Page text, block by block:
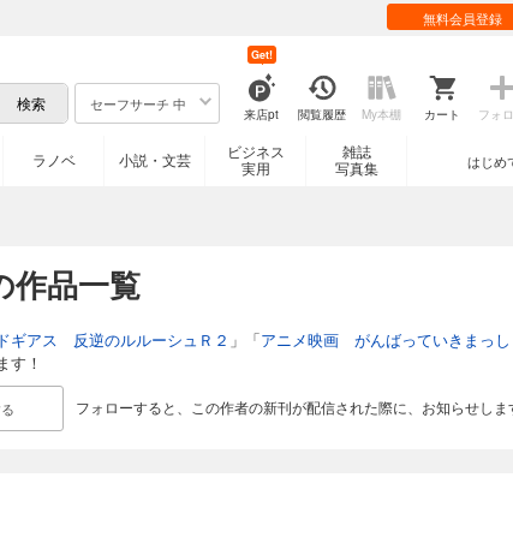
無料会員登録
セーフサーチ 中
来店pt
Get!
閲覧履歴 My本棚 カート フォ
ラノベ 小説・文芸
ビジネス
実用
雑誌
写真集
はじめ
作品一覧
ギアス 反逆のルルーシュＲ２ 」「アニメ映画 がんばっていきまっ
す！
フォローすると、この作者の新刊が配信された際に、お知らせしま